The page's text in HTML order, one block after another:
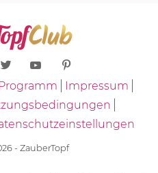
Impressum
- ZauberTopf